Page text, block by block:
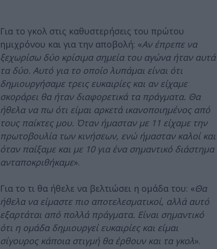
Για το γκολ στις καθυστερήσεις του πρώτου
ημιχρόνου και για την αποβολή: «Αν έπρεπε να
ξεχωρίσω δύο κρίσιμα σημεία του αγώνα ήταν αυτά
τα δύο. Αυτό για το οποίο λυπάμαι είναι ότι
δημιουργήσαμε τρεις ευκαιρίες και αν είχαμε
σκοράρει θα ήταν διαφορετικά τα πράγματα. Θα
ήθελα να πω ότι είμαι αρκετά ικανοποιημένος από
τους παίκτες μου. Όταν ήμασταν με 11 είχαμε την
πρωτοβουλία των κινήσεων, ενώ ήμασταν καλοί και
όταν παίξαμε και με 10 για ένα σημαντικό διάστημα
ανταποκριθήκαμε».
Για το τι θα ήθελε να βελτιώσει η ομάδα του: «Θα
ήθελα να είμαστε πιο αποτελεσματικοί, αλλά αυτό
εξαρτάται από πολλά πράγματα. Είναι σημαντικό
ότι η ομάδα δημιουργεί ευκαιρίες και είμαι
σίγουρος κάποια στιγμή θα έρθουν και τα γκολ».